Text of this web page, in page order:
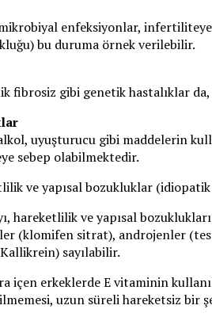
enfeksiyonlar,
bu duruma örnek verilebilir.
fibrosiz gibi genetik hastalıklar
uyuşturucu gibi maddelerin
sebep olabilmektedir.
ve yapısal bozukluklar
hareketlilik ve yapısal
(klomifen sitrat), androjenler
sayılabilir.
içen erkeklerde E vitaminin
uzun süreli hareketsiz bir